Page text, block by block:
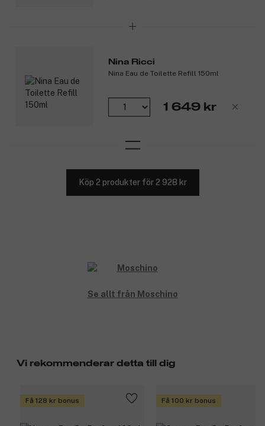
Basnoter: Cistus, vetiver, myrra och ambrofix.
Nina Ricci
Nina Eau de Toilette Refill 150ml
1 649 kr
Köp 2 produkter för 2 928 kr
Se allt från Moschino
Vi rekommenderar detta till dig
Få 128 kr bonus Få 100 kr bonus